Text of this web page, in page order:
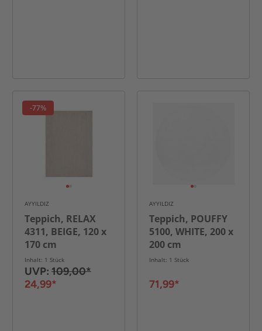
-77%
AYYILDIZ
Teppich, RELAX
4311, BEIGE, 120 x
170 cm
Inhalt: 1 Stück
UVP: 109,00*
24,99*
AYYILDIZ
Teppich, POUFFY
5100, WHITE, 200 x
200 cm
Inhalt: 1 Stück
71,99*